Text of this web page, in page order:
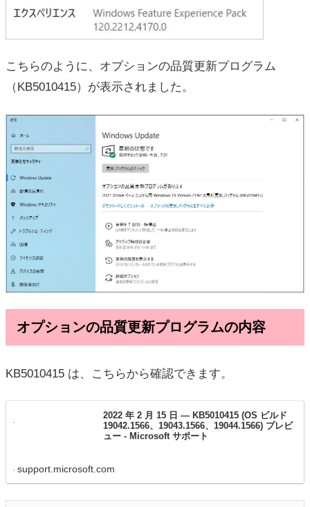
こちらのように、オプションの品質更新プログラム
（KB5010415）が表示されました。
オプションの品質更新プログラムの内容
KB5010415 は、こちらから確認できます。
2022 年 2 月 15 日 — KB5010415 (OS ビルド
19042.1566、19043.1566、19044.1566) プレビ
ュー - Microsoft サポート
support.microsoft.com